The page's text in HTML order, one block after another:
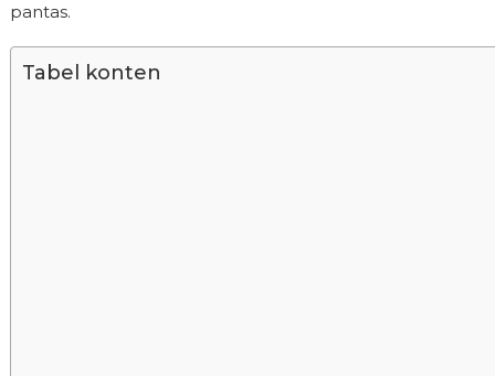
pantas.
Tabel konten